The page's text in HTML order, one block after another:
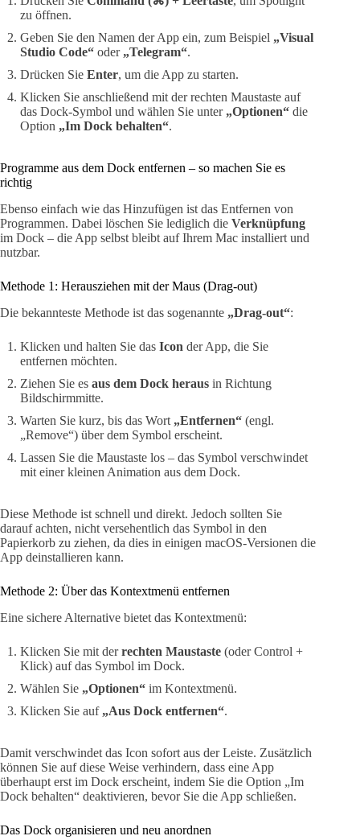
zu öffnen.
Geben Sie den Namen der App ein, zum Beispiel „Visual
Studio Code“ oder „Telegram“.
Drücken Sie Enter, um die App zu starten.
Klicken Sie anschließend mit der rechten Maustaste auf
das Dock-Symbol und wählen Sie unter „Optionen“ die
Option „Im Dock behalten“.
Programme aus dem Dock entfernen – so machen Sie es
richtig
Ebenso einfach wie das Hinzufügen ist das Entfernen von
Programmen. Dabei löschen Sie lediglich die Verknüpfung
im Dock – die App selbst bleibt auf Ihrem Mac installiert und
nutzbar.
Methode 1: Herausziehen mit der Maus (Drag-out)
Die bekannteste Methode ist das sogenannte „Drag-out“:
Klicken und halten Sie das Icon der App, die Sie
entfernen möchten.
Ziehen Sie es aus dem Dock heraus in Richtung
Bildschirmmitte.
Warten Sie kurz, bis das Wort „Entfernen“ (engl.
„Remove“) über dem Symbol erscheint.
Lassen Sie die Maustaste los – das Symbol verschwindet
mit einer kleinen Animation aus dem Dock.
Diese Methode ist schnell und direkt. Jedoch sollten Sie
darauf achten, nicht versehentlich das Symbol in den
Papierkorb zu ziehen, da dies in einigen macOS-Versionen die
App deinstallieren kann.
Methode 2: Über das Kontextmenü entfernen
Eine sichere Alternative bietet das Kontextmenü:
Klicken Sie mit derrechten Maustaste (oder Control +
Klick) auf das Symbol im Dock.
Wählen Sie „Optionen“ im Kontextmenü.
Klicken Sie auf „Aus Dock entfernen“.
Damit verschwindet das Icon sofort aus der Leiste. Zusätzlich
können Sie auf diese Weise verhindern, dass eine App
überhaupt erst im Dock erscheint, indem Sie die Option „Im
Dock behalten“ deaktivieren, bevor Sie die App schließen.
Das Dock organisieren und neu anordnen